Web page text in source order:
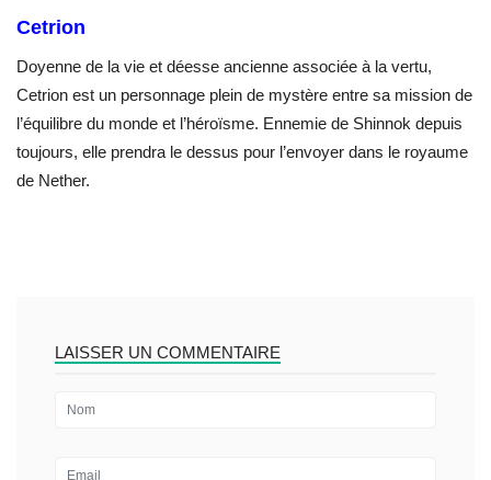
Cetrion
Doyenne de la vie et déesse ancienne associée à la vertu,
Cetrion est un personnage plein de mystère entre sa mission de
l’équilibre du monde et l’héroïsme. Ennemie de Shinnok depuis
toujours, elle prendra le dessus pour l’envoyer dans le royaume
de Nether.
LAISSER UN COMMENTAIRE